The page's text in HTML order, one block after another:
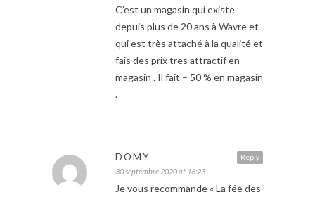
C’est un magasin qui existe
depuis plus de 20 ans à Wavre et
qui est très attaché à la qualité et
fais des prix tres attractif en
magasin . Il fait – 50 % en magasin
.
Reply
DOMY
30 septembre 2020 at 16:23
Je vous recommande « La fée des